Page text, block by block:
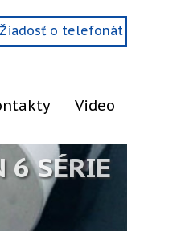
Žiadosť o telefonát
Video
6 SÉRIE